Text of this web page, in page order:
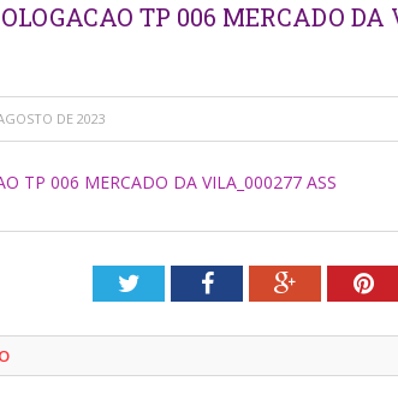
TP 006 MERCADO
DE 2023
TP 006 MERCADO DA VILA_000277 ASS
TwitterFacebookGoogle+